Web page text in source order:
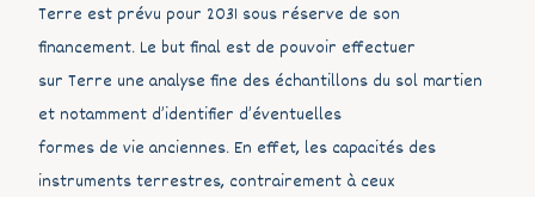
Terre est prévu pour 2031 sous réserve de son
financement. Le but final est de pouvoir effectuer
sur Terre une analyse fine des échantillons du sol martien
et notamment d’identifier d’éventuelles
formes de vie anciennes. En effet, les capacités des
instruments terrestres, contrairement à ceux